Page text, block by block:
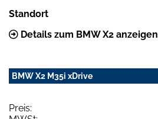
Standort
Details zum BMW X2 anzeigen
BMW X2 M35i xDrive
Preis: